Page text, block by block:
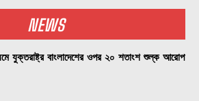
NEWS
যুক্তরাষ্ট্র বাংলাদেশের ওপর ২০ শতাংশ শুল্ক আরোপ